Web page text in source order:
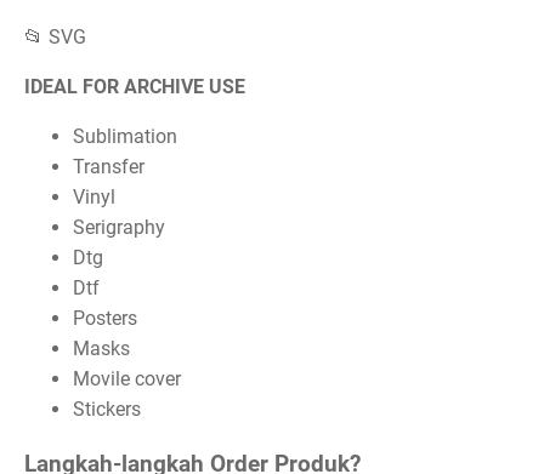
📂 SVG
IDEAL FOR ARCHIVE USE
Sublimation
Transfer
Vinyl
Serigraphy
Dtg
Dtf
Posters
Masks
Movile cover
Stickers
Langkah-langkah Order Produk?